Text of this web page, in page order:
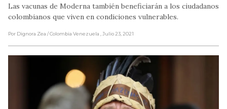
Las vacunas de Moderna también beneficiarán a los ciudadanos
colombianos que viven en condiciones vulnerables.
Por Dignora Zea / Colombia Venezuela , Julio 23, 2021